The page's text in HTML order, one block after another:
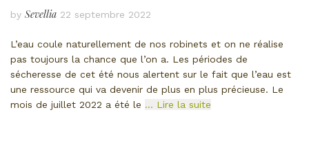
by Sevellia 22 septembre 2022
L’eau coule naturellement de nos robinets et on ne réalise
pas toujours la chance que l’on a. Les périodes de
sécheresse de cet été nous alertent sur le fait que l’eau est
une ressource qui va devenir de plus en plus précieuse. Le
mois de juillet 2022 a été le … Lire la suite